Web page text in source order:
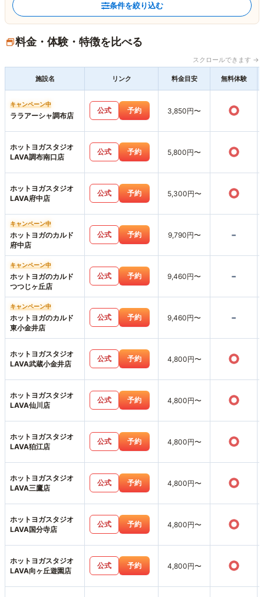
条件を絞り込む
料金・体験・特徴を比べる
スクロールできます →
施設名 リンク 料金目安 無料体験
キャンペーン中
ララアーシャ調布店
公式 予約 3,850円〜 ○
ホットヨガスタジオ
LAVA調布南口店
公式 予約 5,800円〜 ○
ホットヨガスタジオ
LAVA府中店
公式 予約 5,300円〜 ○
キャンペーン中
ホットヨガのカルド
府中店
公式 予約 9,790円〜 -
キャンペーン中
ホットヨガのカルド
つつじヶ丘店
公式 予約 9,460円〜 -
キャンペーン中
ホットヨガのカルド
東小金井店
公式 予約 9,460円〜 -
ホットヨガスタジオ
LAVA武蔵小金井店
公式 予約 4,800円〜 ○
ホットヨガスタジオ
LAVA仙川店
公式 予約 4,800円〜 ○
ホットヨガスタジオ
LAVA狛江店
公式 予約 4,800円〜 ○
ホットヨガスタジオ
LAVA三鷹店
公式 予約 4,800円〜 ○
ホットヨガスタジオ
LAVA国分寺店
公式 予約 4,800円〜 ○
ホットヨガスタジオ
LAVA向ヶ丘遊園店
公式 予約 4,800円〜 ○